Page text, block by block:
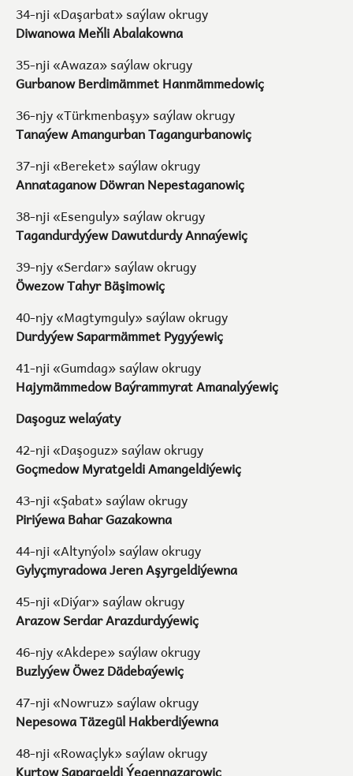
34-nji «Daşarbat» saýlaw okrugy
Diwanowa Meňli Abalakowna
35-nji «Awaza» saýlaw okrugy
Gurbanow Berdimämmet Hanmämmedowiç
36-njy «Türkmenbaşy» saýlaw okrugy
Tanaýew Amangurban Tagangurbanowiç
37-nji «Bereket» saýlaw okrugy
Annataganow Döwran Nepestaganowiç
38-nji «Esenguly» saýlaw okrugy
Tagandurdyýew Dawutdurdy Annaýewiç
39-njy «Serdar» saýlaw okrugy
Öwezow Tahyr Bäşimowiç
40-njy «Magtymguly» saýlaw okrugy
Durdyýew Saparmämmet Pygyýewiç
41-nji «Gumdag» saýlaw okrugy
Hajymämmedow Baýrammyrat Amanalyýewiç
Daşoguz welaýaty
42-nji «Daşoguz» saýlaw okrugy
Goçmedow Myratgeldi Amangeldiýewiç
43-nji «Şabat» saýlaw okrugy
Piriýewa Bahar Gazakowna
44-nji «Altynýol» saýlaw okrugy
Gylyçmyradowa Jeren Aşyrgeldiýewna
45-nji «Diýar» saýlaw okrugy
Arazow Serdar Arazdurdyýewiç
46-njy «Akdepe» saýlaw okrugy
Buzlyýew Öwez Dädebaýewiç
47-nji «Nowruz» saýlaw okrugy
Nepesowa Täzegül Hakberdiýewna
48-nji «Rowaçlyk» saýlaw okrugy